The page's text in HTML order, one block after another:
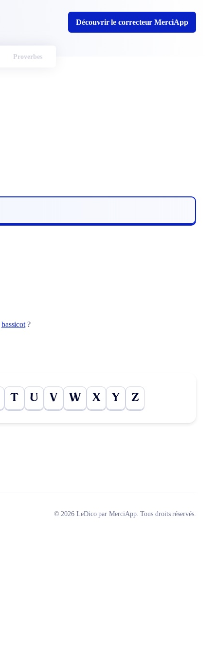
Découvrir le correcteur MerciApp
Proverbes
bassicot ?
T U V W X Y Z
© 2026 LeDico par MerciApp. Tous droits réservés.